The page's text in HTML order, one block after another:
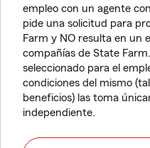
empleo con un agente
pide una solicitud para
Farm y NO resulta en un
compañías de State
seleccionado para el
condiciones del mismo
beneficios) las toma
independiente.